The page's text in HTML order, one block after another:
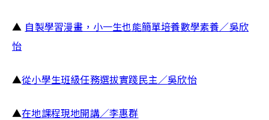
▲ 自製學習漫畫，小一生也能簡單培養數學素養／吳欣
怡
▲從小學生班級任務選拔實踐民主／吳欣怡
▲在地課程現地開講／李惠群